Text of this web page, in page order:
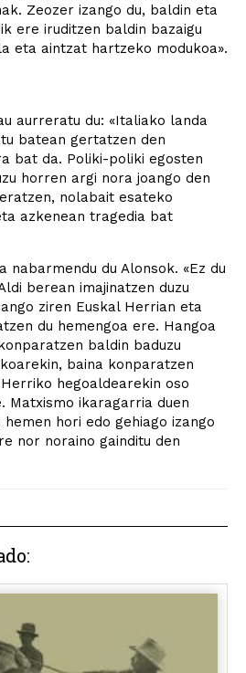
Zeozer izango du, baldin eta
ere iruditzen baldin bazaigu
eta aintzat hartzeko modukoa».
aurreratu du: «Italiako landa
batean gertatzen den
bat da. Poliki-poliki egosten
horren argi nora joango den
nolabait esateko
azkenean tragedia bat
nabarmendu du Alonsok. «Ez du
berean imajinatzen duzu
ziren Euskal Herrian eta
du hemengoa ere. Hangoa
baldin baduzu
baina konparatzen
hegoaldearekin oso
Matxismo ikaragarria duen
hori edo gehiago izango
nor noraino gainditu den